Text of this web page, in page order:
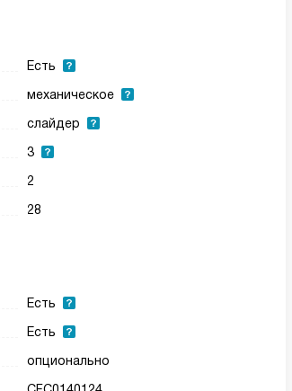
Есть
механическое
слайдер
3
2
28
Есть
Есть
опционально